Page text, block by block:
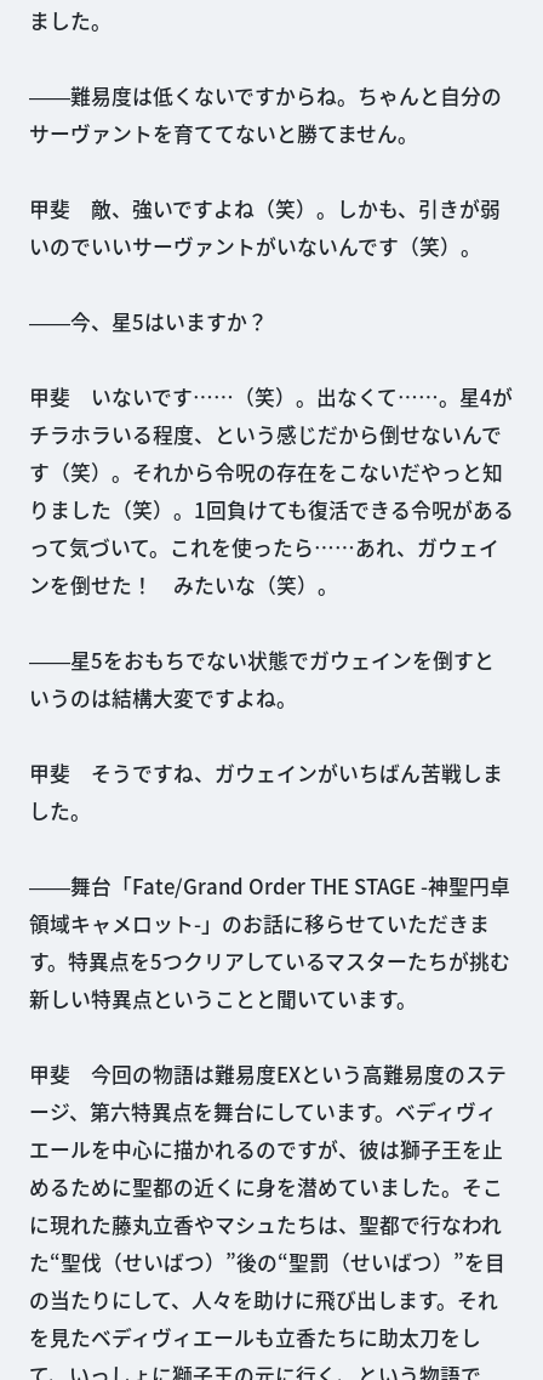
ました。
――難易度は低くないですからね。ちゃんと自分の
サーヴァントを育ててないと勝てません。
甲斐 敵、強いですよね（笑）。しかも、引きが弱
いのでいいサーヴァントがいないんです（笑）。
――今、星5はいますか？
甲斐 いないです……（笑）。出なくて……。星4が
チラホラいる程度、という感じだから倒せないんで
す（笑）。それから令呪の存在をこないだやっと知
りました（笑）。1回負けても復活できる令呪がある
って気づいて。これを使ったら……あれ、ガウェイ
ンを倒せた！ みたいな（笑）。
――星5をおもちでない状態でガウェインを倒すと
いうのは結構大変ですよね。
甲斐 そうですね、ガウェインがいちばん苦戦しま
した。
――舞台「Fate/Grand Order THE STAGE -神聖円卓
領域キャメロット-」のお話に移らせていただきま
す。特異点を5つクリアしているマスターたちが挑む
新しい特異点ということと聞いています。
甲斐 今回の物語は難易度EXという高難易度のステ
ージ、第六特異点を舞台にしています。ベディヴィ
エールを中心に描かれるのですが、彼は獅子王を止
めるために聖都の近くに身を潜めていました。そこ
に現れた藤丸立香やマシュたちは、聖都で行なわれ
た“聖伐（せいばつ）”後の“聖罰（せいばつ）”を目
の当たりにして、人々を助けに飛び出します。それ
を見たベディヴィエールも立香たちに助太刀をし